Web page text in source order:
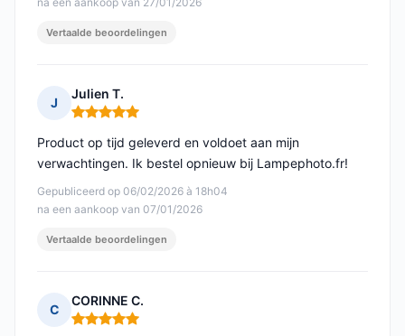
Vertaalde beoordelingen
J
Julien T.
Opmerking: 5 van 5
Gepubliceerd op 06/02/2026 à 18h04
na een aankoop van 07/01/2026
Product op tijd geleverd en voldoet aan mijn
verwachtingen. Ik bestel opnieuw bij Lampephoto.fr!
Vertaalde beoordelingen
C
CORINNE C.
Opmerking: 5 van 5